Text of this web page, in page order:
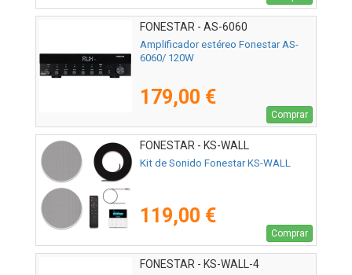
FONESTAR - AS-6060
Amplificador estéreo Fonestar AS-
6060/ 120W
179,00 €
Comprar
FONESTAR - KS-WALL
Kit de Sonido Fonestar KS-WALL
119,00 €
Comprar
FONESTAR - KS-WALL-4